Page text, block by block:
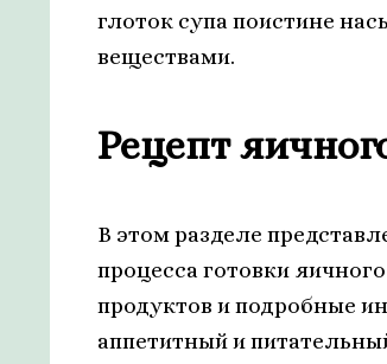
глоток супа поистине
веществами.
Рецепт
В этом разделе
процесса готовки
продуктов и подробные
аппетитный и